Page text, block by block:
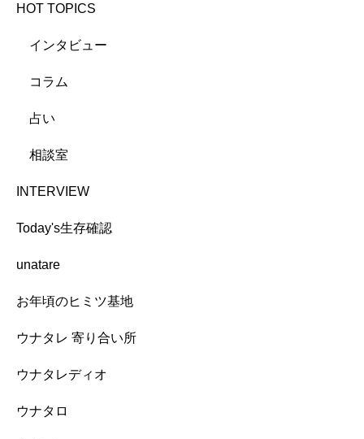
HOT TOPICS
インタビュー
コラム
占い
相談室
INTERVIEW
Today's生存確認
unatare
お年頃のヒミツ基地
ウナタレ 寄り合い所
ウナタレディオ
ウナタロ